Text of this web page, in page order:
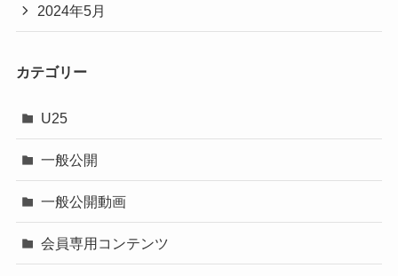
2024年5月
カテゴリー
U25
一般公開
一般公開動画
会員専用コンテンツ